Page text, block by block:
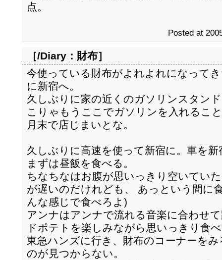
点。
Posted at
［/Diary： 財布］
今使っている財布がよれよれになって
に新宿へ。
久しぶりに家の近くのガソリンスタン
こりゃもうここでガソリンを入れるこ
月末で店じまいとな。
久しぶりに高速を使って新宿に。車を
まずは昼飯を食べる。
ちなちなはお腹が思いっきり空いてい
が遅いのだけれども、 あっという間に
んな感じで食べろよ)
アンナはアンナで流れる音楽に合わせ
ドポテトを楽しみながら思いっきり食
東急ハンズに行き、財布のコーナーを
のが見つからない。